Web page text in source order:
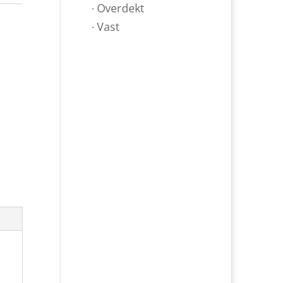
∙ Overdekt
∙ Vast